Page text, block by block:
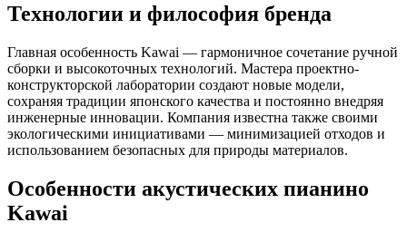
Технологии и философия бренда
Главная особенность Kawai — гармоничное сочетание ручной
сборки и высокоточных технологий. Мастера проектно-
конструкторской лаборатории создают новые модели,
сохраняя традиции японского качества и постоянно внедряя
инженерные инновации. Компания известна также своими
экологическими инициативами — минимизацией отходов и
использованием безопасных для природы материалов.
Особенности акустических пианино
Kawai